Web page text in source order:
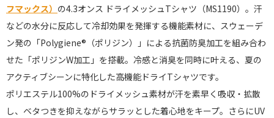
フマックス） の4.3オンス ドライメッシュTシャツ（MS1190）。汗
などの水分に反応して冷却効果を発揮する機能素材に、スウェーデ
ン発の「Polygiene®（ポリジン）」による抗菌防臭加工を組み合わ
せた「ポリジンW加工」を搭載。冷感と消臭を同時に叶える、夏の
アクティブシーンに特化した高機能ドライTシャツです。
ポリエステル100%のドライメッシュ素材が汗を素早く吸収・拡散
し、ベタつきを抑えながらサラッとした着心地をキープ。さらにUV